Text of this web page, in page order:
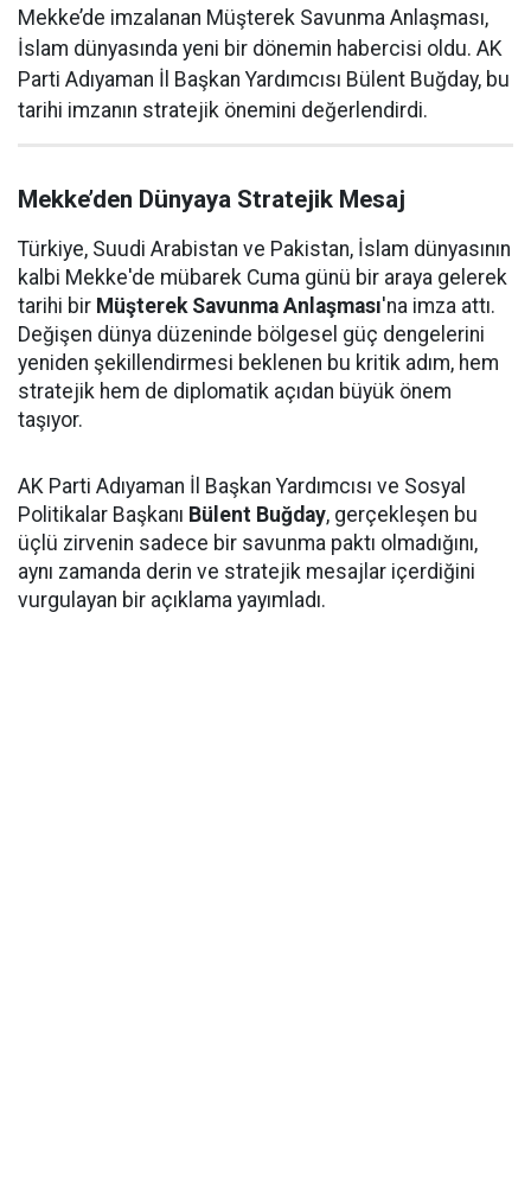
Mekke’de imzalanan Müşterek Savunma Anlaşması,
İslam dünyasında yeni bir dönemin habercisi oldu. AK
Parti Adıyaman İl Başkan Yardımcısı Bülent Buğday, bu
tarihi imzanın stratejik önemini değerlendirdi.
Mekke’den Dünyaya Stratejik Mesaj
Türkiye, Suudi Arabistan ve Pakistan, İslam dünyasının
kalbi Mekke'de mübarek Cuma günü bir araya gelerek
tarihi bir Müşterek Savunma Anlaşması'na imza attı.
Değişen dünya düzeninde bölgesel güç dengelerini
yeniden şekillendirmesi beklenen bu kritik adım, hem
stratejik hem de diplomatik açıdan büyük önem
taşıyor.
AK Parti Adıyaman İl Başkan Yardımcısı ve Sosyal
Politikalar Başkanı Bülent Buğday, gerçekleşen bu
üçlü zirvenin sadece bir savunma paktı olmadığını,
aynı zamanda derin ve stratejik mesajlar içerdiğini
vurgulayan bir açıklama yayımladı.